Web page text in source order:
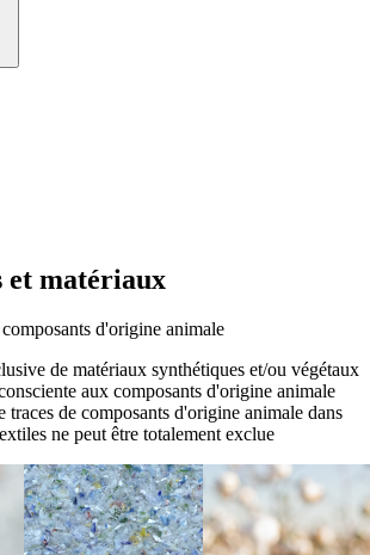
et matériaux
d'origine animale
de matériaux synthétiques et/ou végétaux
aux composants d'origine animale
traces de composants d'origine animale dans
ne peut être totalement exclue